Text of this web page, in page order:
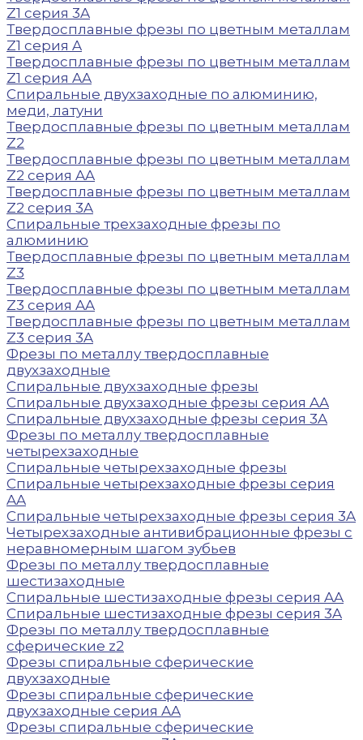
Z1 серия 3A
Твердосплавные фрезы по цветным металлам
Z1 серия A
Твердосплавные фрезы по цветным металлам
Z1 серия AA
Спиральные двухзаходные по алюминию,
меди, латуни
Твердосплавные фрезы по цветным металлам
Z2
Твердосплавные фрезы по цветным металлам
Z2 серия AA
Твердосплавные фрезы по цветным металлам
Z2 серия 3A
Спиральные трехзаходные фрезы по
алюминию
Твердосплавные фрезы по цветным металлам
Z3
Твердосплавные фрезы по цветным металлам
Z3 серия AA
Твердосплавные фрезы по цветным металлам
Z3 серия 3A
Фрезы по металлу твердосплавные
двухзаходные
Спиральные двухзаходные фрезы
Спиральные двухзаходные фрезы серия AA
Спиральные двухзаходные фрезы серия 3A
Фрезы по металлу твердосплавные
четырехзаходные
Спиральные четырехзаходные фрезы
Спиральные четырехзаходные фрезы серия
AA
Спиральные четырехзаходные фрезы серия 3A
Четырехзаходные антивибрационные фрезы с
неравномерным шагом зубьев
Фрезы по металлу твердосплавные
шестизаходные
Спиральные шестизаходные фрезы серия AA
Спиральные шестизаходные фрезы серия 3A
Фрезы по металлу твердосплавные
сферические z2
Фрезы спиральные сферические
двухзаходные
Фрезы спиральные сферические
двухзаходные серия AA
Фрезы спиральные сферические